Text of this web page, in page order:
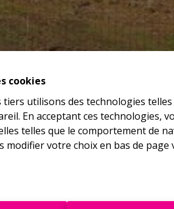
cookies
utilisons des technologies telles
En acceptant ces technologies,
telles que le comportement de
modifier votre choix en bas de page